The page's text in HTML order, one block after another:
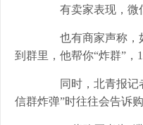
有卖家表现，微信
也有商家声称，如
到群里，他帮你“炸群”，
同时，北青报记者
信群炸弹”时往往会告诉